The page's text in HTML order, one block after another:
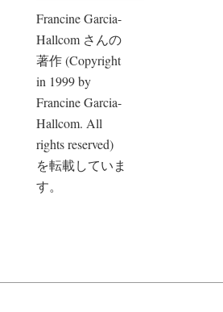
Francine Garcia-
Hallcom さんの
著作 (Copyright
in 1999 by
Francine Garcia-
Hallcom. All
rights reserved)
を転載していま
す。